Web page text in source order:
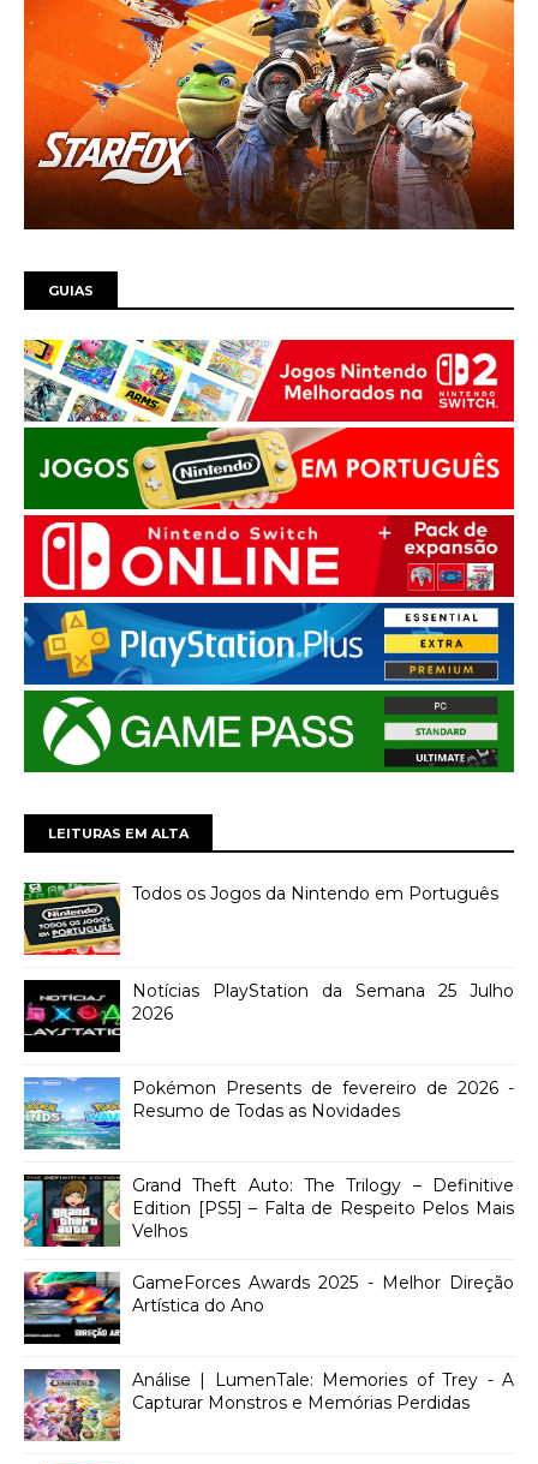
GUIAS
LEITURAS EM ALTA
Todos os Jogos da Nintendo em Português
Notícias PlayStation da Semana 25 Julho
2026
Pokémon Presents de fevereiro de 2026 -
Resumo de Todas as Novidades
Grand Theft Auto: The Trilogy – Definitive
Edition [PS5] – Falta de Respeito Pelos Mais
Velhos
GameForces Awards 2025 - Melhor Direção
Artística do Ano
Análise | LumenTale: Memories of Trey - A
Capturar Monstros e Memórias Perdidas